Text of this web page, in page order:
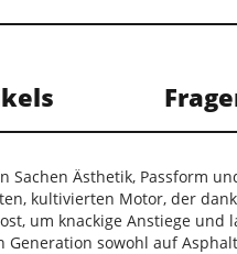
Sachen Ästhetik, Passform
kultivierten Motor, der
um knackige Anstiege
Generation sowohl auf